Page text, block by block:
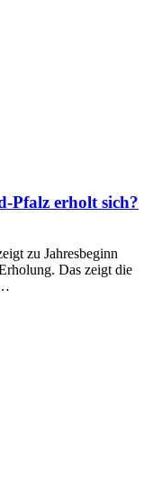
Pfalz erholt sich?
zu Jahresbeginn
Das zeigt die